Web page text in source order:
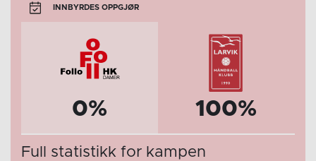
INNBYRDES OPPGJØR
0% 100%
Full statistikk for kampen